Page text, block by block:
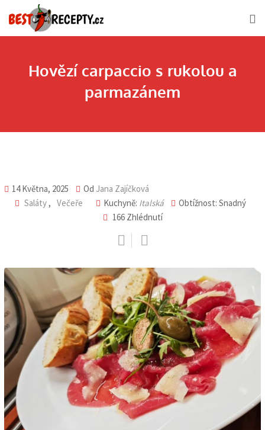
to
Hovězí carpaccio s rukolou a
parmazánem
14 Května, 2025 Od Jana Zajíčková
Saláty , Večeře Kuchyně: Italská
Obtížnost: Snadný
166 Zhlédnutí